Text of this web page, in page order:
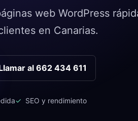
web WordPress
en Canarias.
al 662 434 611
SEO y rendimiento